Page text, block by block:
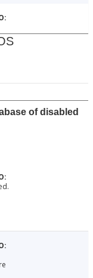
of disabled